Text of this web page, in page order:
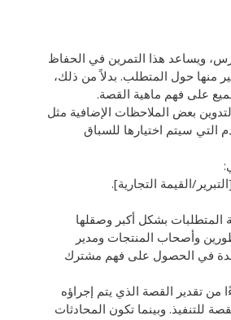
ويساعد هذا التمرين في الحفاظ
منها حول المتطلب. بدلاً من ذلك،
على فهم ماهية القصة.
بعض الملاحظات الإضافية مثل
التي سيتم اختيارها للسباق
القيمة التجارية].
بشكل أكبر وصقلها
وأصحاب المنتجات ومدير
في الحصول على فهم مشترك
من تقدير القصة الذي يتم إجراؤه
للتنفيذ. وبينما تكون المحادثات